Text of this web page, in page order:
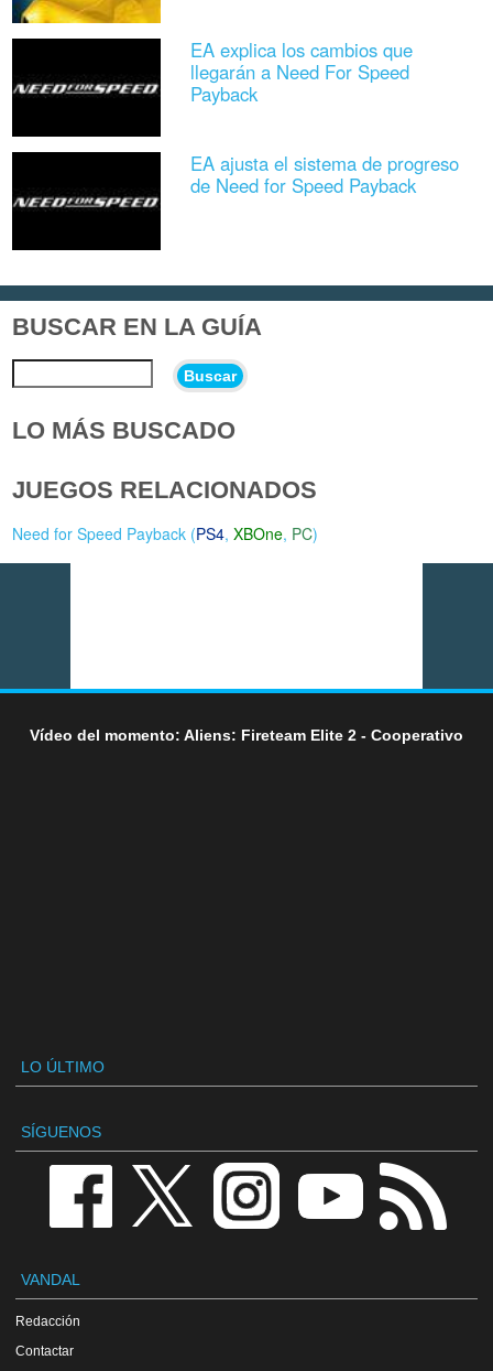
EA explica los cambios que
llegarán a Need For Speed
Payback
EA ajusta el sistema de progreso
de Need for Speed Payback
BUSCAR EN LA GUÍA
Buscar
LO MÁS BUSCADO
JUEGOS RELACIONADOS
Need for Speed Payback (PS4,XBOne, PC)
Vídeo del momento: Aliens: Fireteam Elite 2 - Cooperativo
LO ÚLTIMO
SÍGUENOS
VANDAL
Redacción
Contactar